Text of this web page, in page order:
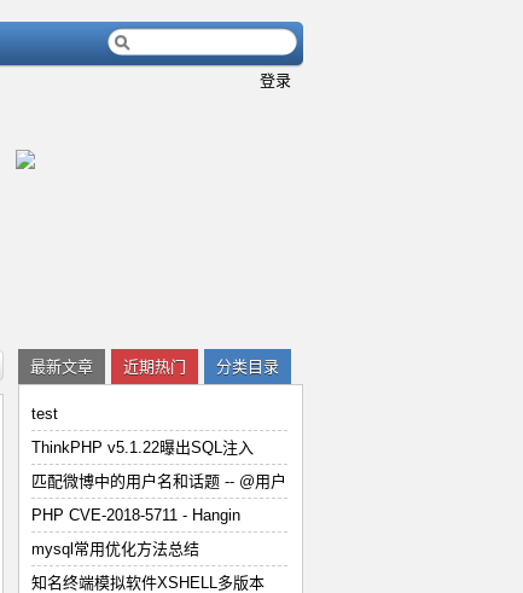
登录
详细内容
PHP CVE-2018-5711 - Han
最新文章 近期热门 分类目录
test
ThinkPHP v5.1.22曝出SQL注入
匹配微博中的用户名和话题 -- @用户
PHP CVE-2018-5711 - Hangin
mysql常用优化方法总结
知名终端模拟软件XSHELL多版本